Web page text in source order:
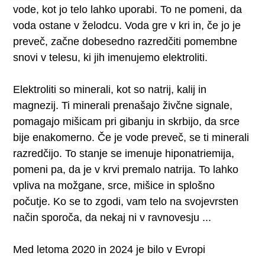
vode, kot jo telo lahko uporabi. To ne pomeni, da
voda ostane v želodcu. Voda gre v kri in, če jo je
preveč, začne dobesedno razredčiti pomembne
snovi v telesu, ki jih imenujemo elektroliti.
Elektroliti so minerali, kot so natrij, kalij in
magnezij. Ti minerali prenašajo živčne signale,
pomagajo mišicam pri gibanju in skrbijo, da srce
bije enakomerno. Če je vode preveč, se ti minerali
razredčijo. To stanje se imenuje hiponatriemija,
pomeni pa, da je v krvi premalo natrija. To lahko
vpliva na možgane, srce, mišice in splošno
počutje. Ko se to zgodi, vam telo na svojevrsten
način sporoča, da nekaj ni v ravnovesju ...
Med letoma 2020 in 2024 je bilo v Evropi